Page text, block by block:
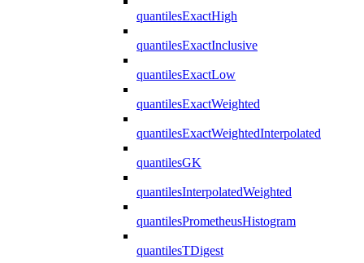
quantilesExactHigh
quantilesExactInclusive
quantilesExactLow
quantilesExactWeighted
quantilesExactWeightedInterpolated
quantilesGK
quantilesInterpolatedWeighted
quantilesPrometheusHistogram
quantilesTDigest